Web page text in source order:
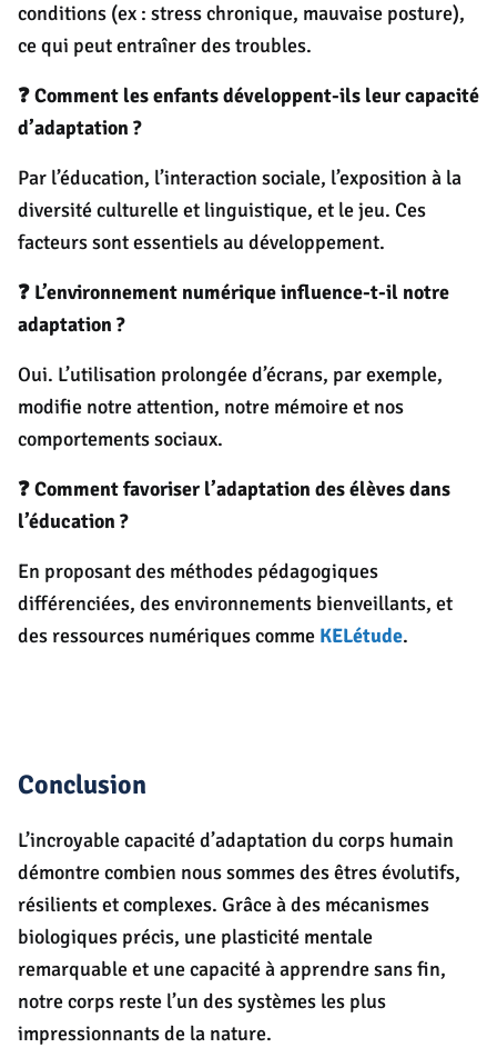
conditions (ex : stress chronique, mauvaise posture),
ce qui peut entraîner des troubles.
❓ Comment les enfants développent-ils leur capacité
d’adaptation ?
Par l’éducation, l’interaction sociale, l’exposition à la
diversité culturelle et linguistique, et le jeu. Ces
facteurs sont essentiels au développement.
❓ L’environnement numérique influence-t-il notre
adaptation ?
Oui. L’utilisation prolongée d’écrans, par exemple,
modifie notre attention, notre mémoire et nos
comportements sociaux.
❓ Comment favoriser l’adaptation des élèves dans
l’éducation ?
En proposant des méthodes pédagogiques
différenciées, des environnements bienveillants, et
des ressources numériques comme KELétude.
Conclusion
L’incroyable capacité d’adaptation du corps humain
démontre combien nous sommes des êtres évolutifs,
résilients et complexes. Grâce à des mécanismes
biologiques précis, une plasticité mentale
remarquable et une capacité à apprendre sans fin,
notre corps reste l’un des systèmes les plus
impressionnants de la nature.